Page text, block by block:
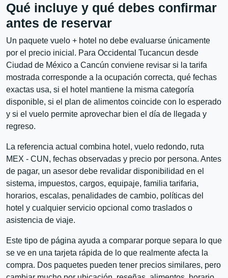
Qué incluye y qué debes confirmar
antes de reservar
Un paquete vuelo + hotel no debe evaluarse únicamente
por el precio inicial. Para Occidental Tucancun desde
Ciudad de México a Cancún conviene revisar si la tarifa
mostrada corresponde a la ocupación correcta, qué fechas
exactas usa, si el hotel mantiene la misma categoría
disponible, si el plan de alimentos coincide con lo esperado
y si el vuelo permite aprovechar bien el día de llegada y
regreso.
La referencia actual combina hotel, vuelo redondo, ruta
MEX - CUN, fechas observadas y precio por persona. Antes
de pagar, un asesor debe revalidar disponibilidad en el
sistema, impuestos, cargos, equipaje, familia tarifaria,
horarios, escalas, penalidades de cambio, políticas del
hotel y cualquier servicio opcional como traslados o
asistencia de viaje.
Este tipo de página ayuda a comparar porque separa lo que
se ve en una tarjeta rápida de lo que realmente afecta la
compra. Dos paquetes pueden tener precios similares, pero